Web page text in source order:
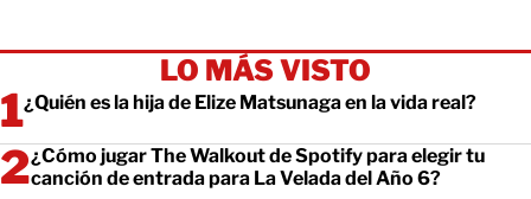
LO MÁS VISTO
¿Quién es la hija de Elize Matsunaga en la vida real?
¿Cómo jugar The Walkout de Spotify para elegir tu
canción de entrada para La Velada del Año 6?